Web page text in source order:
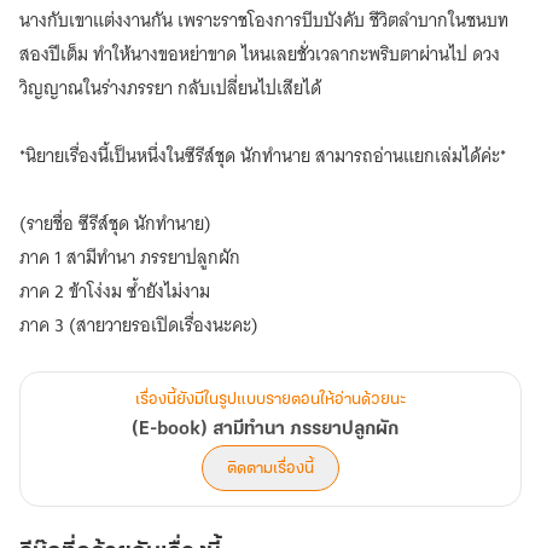
ผัก
นางกับเขาแต่งงานกัน เพราะราชโองการบีบบังคับ ชีวิตลำบากในชนบท
สองปีเต็ม ทำให้นางขอหย่าขาด ไหนเลยชั่วเวลากะพริบตาผ่านไป ดวง
วิญญาณในร่างภรรยา กลับเปลี่ยนไปเสียได้
*นิยายเรื่องนี้เป็นหนึ่งในซีรีส์ชุด นักทำนาย สามารถอ่านแยกเล่มได้ค่ะ*
(รายชื่อ ซีรีส์ชุด นักทำนาย)
ภาค 1 สามีทำนา ภรรยาปลูกผัก
ภาค 2 ข้าโง่งม ซ้ำยังไม่งาม
เรื่องนี้ยังมีในรูปแบบรายตอนให้อ่านด้วยนะ
(E-book) สามีทำนา ภรรยาปลูกผัก
ติดตามเรื่องนี้